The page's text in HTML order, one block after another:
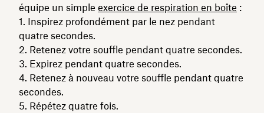
équipe un simple exercice de respiration en boîte :
Inspirez profondément par le nez pendant
quatre secondes.
Retenez votre souffle pendant quatre secondes.
Expirez pendant quatre secondes.
Retenez à nouveau votre souffle pendant quatre
secondes.
Répétez quatre fois.